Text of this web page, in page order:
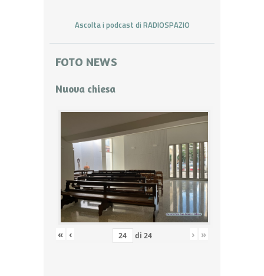
Ascolta i podcast di RADIOSPAZIO
FOTO NEWS
Nuova chiesa
« ‹ di 24 › »